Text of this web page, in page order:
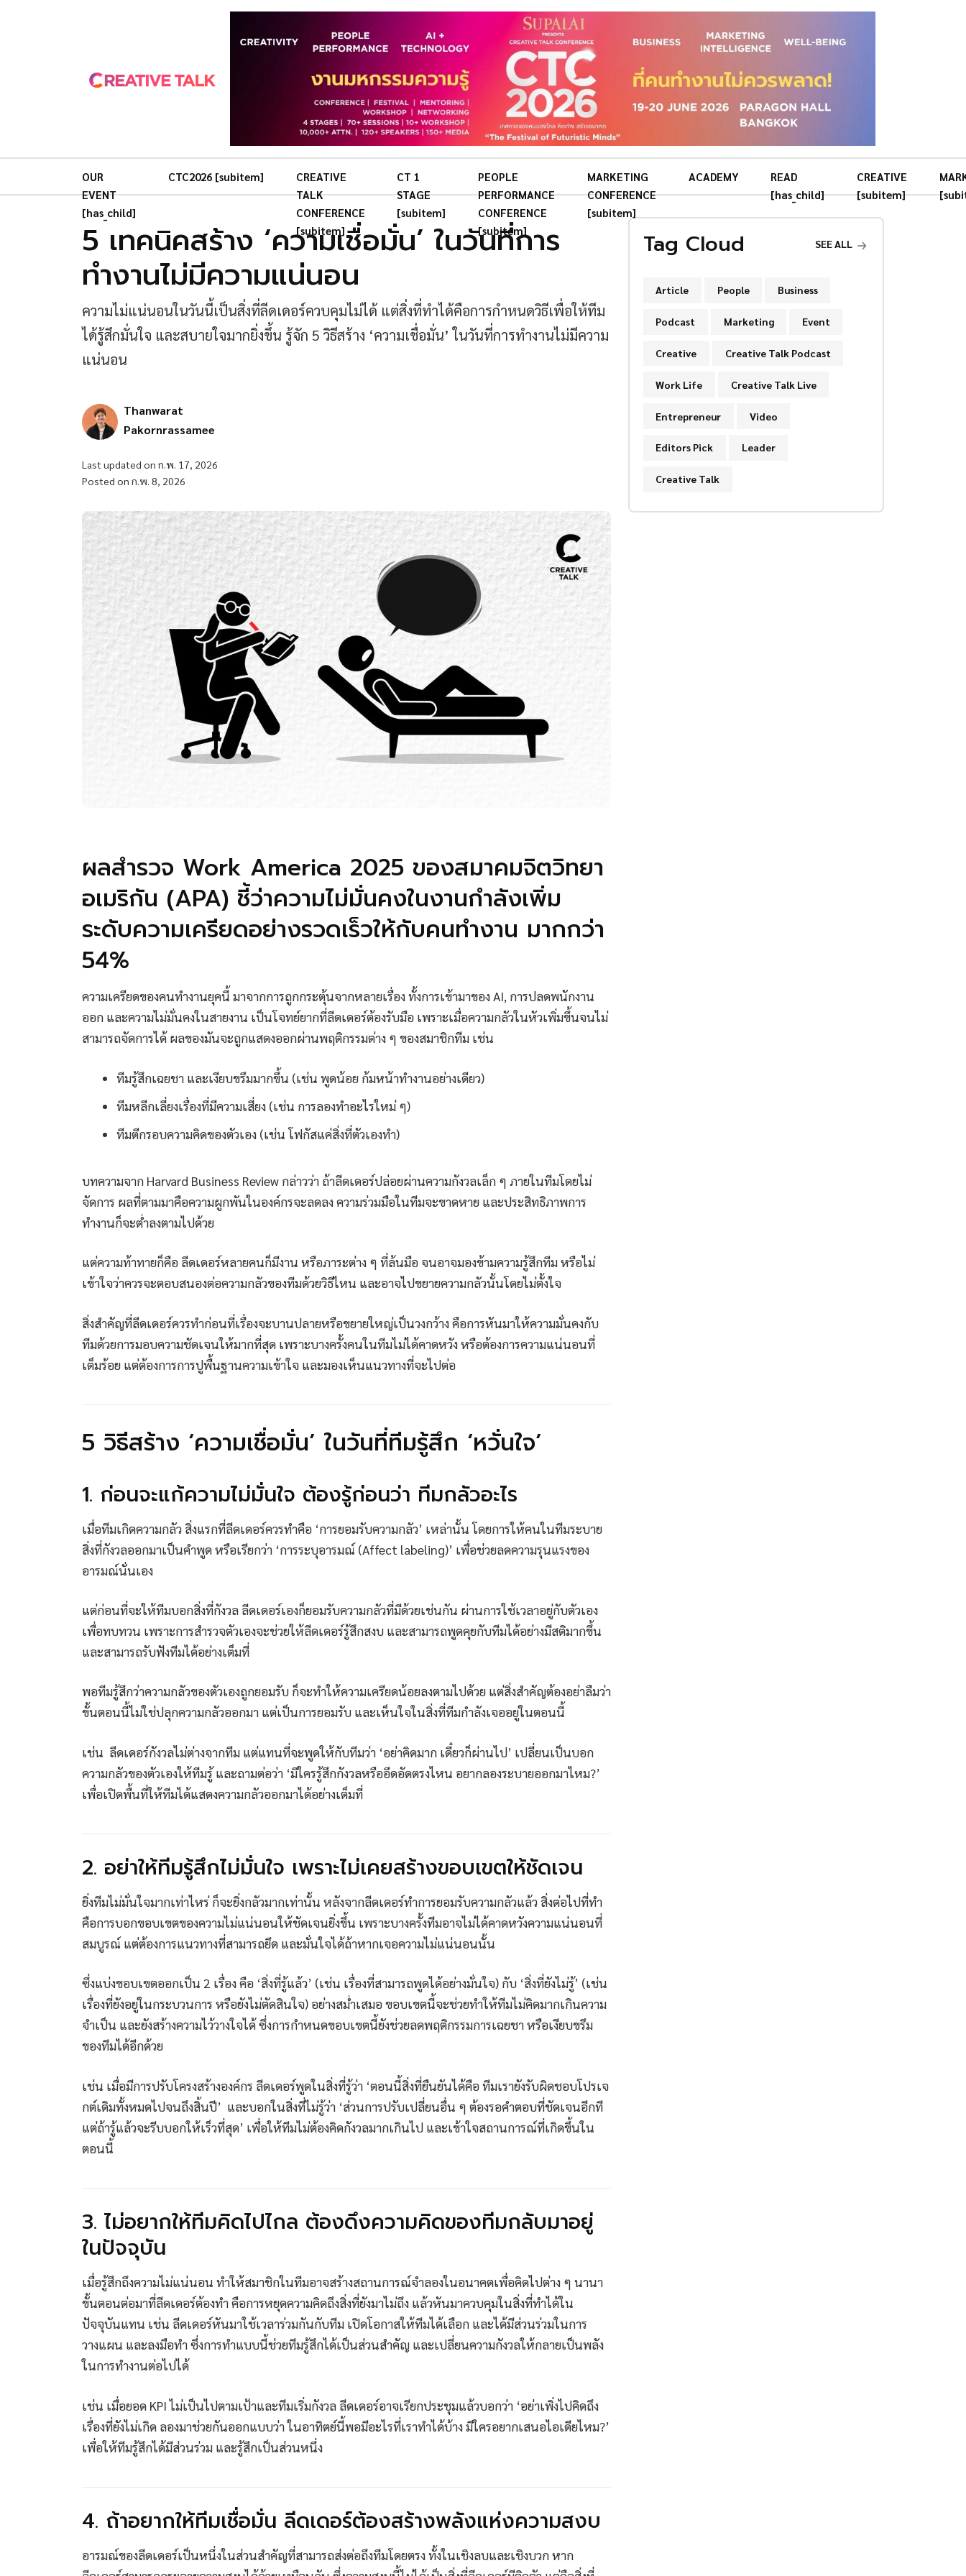
OUR
EVENT
[has_child]
CTC2026 [subitem]
CREATIVE
TALK
CONFERENCE
[subitem]
CT 1
STAGE
[subitem]
PEOPLE
PERFORMANCE
CONFERENCE
[subitem]
MARKETING
CONFERENCE
[subitem]
ACADEMY
READ
[has_child]
CREATIVE
[subitem]
5 เทคนิคสร้าง ‘ความเชื่อมั่น’ ในวันที่การ
ทำงานไม่มีความแน่นอน
ความไม่แน่นอนในวันนี้เป็นสิ่งที่ลีดเดอร์ควบคุมไม่ได้ แต่สิ่งที่ทำได้คือการกำหนดวิธีเพื่อให้ทีม
ได้รู้สึกมั่นใจ และสบายใจมากยิ่งขึ้น รู้จัก 5 วิธีสร้าง ‘ความเชื่อมั่น’ ในวันที่การทำงานไม่มีความ
แน่นอน
Thanwarat
Pakornrassamee
Last updated on ก.พ. 17, 2026
Posted on ก.พ. 8, 2026
ผลสำรวจ Work America 2025 ของสมาคมจิตวิทยา
อเมริกัน (APA) ชี้ว่าความไม่มั่นคงในงานกำลังเพิ่ม
ระดับความเครียดอย่างรวดเร็วให้กับคนทำงาน มากกว่า
54%
ความเครียดของคนทำงานยุคนี้ มาจากการถูกกระตุ้นจากหลายเรื่อง ทั้งการเข้ามาของ AI, การปลดพนักงาน
ออก และความไม่มั่นคงในสายงาน เป็นโจทย์ยากที่ลีดเดอร์ต้องรับมือ เพราะเมื่อความกลัวในหัวเพิ่มขึ้นจนไม่
สามารถจัดการได้ ผลของมันจะถูกแสดงออกผ่านพฤติกรรมต่าง ๆ ของสมาชิกทีม เช่น
ทีมรู้สึกเฉยชา และเงียบขรึมมากขึ้น (เช่น พูดน้อย ก้มหน้าทำงานอย่างเดียว)
ทีมหลีกเลี่ยงเรื่องที่มีความเสี่ยง (เช่น การลองทำอะไรใหม่ ๆ)
ทีมตีกรอบความคิดของตัวเอง (เช่น โฟกัสแค่สิ่งที่ตัวเองทำ)
บทความจาก Harvard Business Review กล่าวว่า ถ้าลีดเดอร์ปล่อยผ่านความกังวลเล็ก ๆ ภายในทีมโดยไม่
จัดการ ผลที่ตามมาคือความผูกพันในองค์กรจะลดลง ความร่วมมือในทีมจะขาดหาย และประสิทธิภาพการ
ทำงานก็จะต่ำลงตามไปด้วย
แต่ความท้าทายก็คือ ลีดเดอร์หลายคนก็มีงาน หรือภาระต่าง ๆ ที่ล้นมือ จนอาจมองข้ามความรู้สึกทีม หรือไม่
เข้าใจว่าควรจะตอบสนองต่อความกลัวของทีมด้วยวิธีไหน และอาจไปขยายความกลัวนั้นโดยไม่ตั้งใจ
สิ่งสำคัญที่ลีดเดอร์ควรทำก่อนที่เรื่องจะบานปลายหรือขยายใหญ่เป็นวงกว้าง คือการหันมาให้ความมั่นคงกับ
ทีมด้วยการมอบความชัดเจนให้มากที่สุด เพราะบางครั้งคนในทีมไม่ได้คาดหวัง หรือต้องการความแน่นอนที่
เต็มร้อย แต่ต้องการการปูพื้นฐานความเข้าใจ และมองเห็นแนวทางที่จะไปต่อ
5 วิธีสร้าง ‘ความเชื่อมั่น’ ในวันที่ทีมรู้สึก ‘หวั่นใจ’
1. ก่อนจะแก้ความไม่มั่นใจ ต้องรู้ก่อนว่า ทีมกลัวอะไร
เมื่อทีมเกิดความกลัว สิ่งแรกที่ลีดเดอร์ควรทำคือ ‘การยอมรับความกลัว’ เหล่านั้น โดยการให้คนในทีมระบาย
สิ่งที่กังวลออกมาเป็นคำพูด หรือเรียกว่า ‘การระบุอารมณ์ (Affect labeling)’ เพื่อช่วยลดความรุนแรงของ
อารมณ์นั่นเอง
แต่ก่อนที่จะให้ทีมบอกสิ่งที่กังวล ลีดเดอร์เองก็ยอมรับความกลัวที่มีด้วยเช่นกัน ผ่านการใช้เวลาอยู่กับตัวเอง
เพื่อทบทวน เพราะการสำรวจตัวเองจะช่วยให้ลีดเดอร์รู้สึกสงบ และสามารถพูดคุยกับทีมได้อย่างมีสติมากขึ้น
และสามารถรับฟังทีมได้อย่างเต็มที่
พอทีมรู้สึกว่าความกลัวของตัวเองถูกยอมรับ ก็จะทำให้ความเครียดน้อยลงตามไปด้วย แต่สิ่งสำคัญต้องอย่าลืมว่า
ขั้นตอนนี้ไม่ใช่ปลุกความกลัวออกมา แต่เป็นการยอมรับ และเห็นใจในสิ่งที่ทีมกำลังเจออยู่ในตอนนี้
เช่น ลีดเดอร์กังวลไม่ต่างจากทีม แต่แทนที่จะพูดให้กับทีมว่า ‘อย่าคิดมาก เดี๋ยวก็ผ่านไป’ เปลี่ยนเป็นบอก
ความกลัวของตัวเองให้ทีมรู้ และถามต่อว่า ‘มีใครรู้สึกกังวลหรืออึดอัดตรงไหน อยากลองระบายออกมาไหม?’
เพื่อเปิดพื้นที่ให้ทีมได้แสดงความกลัวออกมาได้อย่างเต็มที่
2. อย่าให้ทีมรู้สึกไม่มั่นใจ เพราะไม่เคยสร้างขอบเขตให้ชัดเจน
ยิ่งทีมไม่มั่นใจมากเท่าไหร่ ก็จะยิ่งกลัวมากเท่านั้น หลังจากลีดเดอร์ทำการยอมรับความกลัวแล้ว สิ่งต่อไปที่ทำ
คือการบอกขอบเขตของความไม่แน่นอนให้ชัดเจนยิ่งขึ้น เพราะบางครั้งทีมอาจไม่ได้คาดหวังความแน่นอนที่
สมบูรณ์ แต่ต้องการแนวทางที่สามารถยึด และมั่นใจได้ถ้าหากเจอความไม่แน่นอนนั้น
ซึ่งแบ่งขอบเขตออกเป็น 2 เรื่อง คือ ‘สิ่งที่รู้แล้ว’ (เช่น เรื่องที่สามารถพูดได้อย่างมั่นใจ) กับ ‘สิ่งที่ยังไม่รู้’ (เช่น
เรื่องที่ยังอยู่ในกระบวนการ หรือยังไม่ตัดสินใจ) อย่างสม่ำเสมอ ขอบเขตนี้จะช่วยทำให้ทีมไม่คิดมากเกินความ
จำเป็น และยังสร้างความไว้วางใจได้ ซึ่งการกำหนดขอบเขตนี้ยังช่วยลดพฤติกรรมการเฉยชา หรือเงียบขรึม
ของทีมได้อีกด้วย
เช่น เมื่อมีการปรับโครงสร้างองค์กร ลีดเดอร์พูดในสิ่งที่รู้ว่า ‘ตอนนี้สิ่งที่ยืนยันได้คือ ทีมเรายังรับผิดชอบโปรเจ
กต์เดิมทั้งหมดไปจนถึงสิ้นปี’ และบอกในสิ่งที่ไม่รู้ว่า ‘ส่วนการปรับเปลี่ยนอื่น ๆ ต้องรอคำตอบที่ชัดเจนอีกที
แต่ถ้ารู้แล้วจะรีบบอกให้เร็วที่สุด’ เพื่อให้ทีมไม่ต้องคิดกังวลมากเกินไป และเข้าใจสถานการณ์ที่เกิดขึ้นใน
ตอนนี้
3. ไม่อยากให้ทีมคิดไปไกล ต้องดึงความคิดของทีมกลับมาอยู่
ในปัจจุบัน
เมื่อรู้สึกถึงความไม่แน่นอน ทำให้สมาชิกในทีมอาจสร้างสถานการณ์จำลองในอนาคตเพื่อคิดไปต่าง ๆ นานา
ขั้นตอนต่อมาที่ลีดเดอร์ต้องทำ คือการหยุดความคิดถึงสิ่งที่ยังมาไม่ถึง แล้วหันมาควบคุมในสิ่งที่ทำได้ใน
ปัจจุบันแทน เช่น ลีดเดอร์หันมาใช้เวลาร่วมกันกับทีม เปิดโอกาสให้ทีมได้เลือก และได้มีส่วนร่วมในการ
วางแผน และลงมือทำ ซึ่งการทำแบบนี้ช่วยทีมรู้สึกได้เป็นส่วนสำคัญ และเปลี่ยนความกังวลให้กลายเป็นพลัง
ในการทำงานต่อไปได้
เช่น เมื่อยอด KPI ไม่เป็นไปตามเป้าและทีมเริ่มกังวล ลีดเดอร์อาจเรียกประชุมแล้วบอกว่า ‘อย่าเพิ่งไปคิดถึง
เรื่องที่ยังไม่เกิด ลองมาช่วยกันออกแบบว่า ในอาทิตย์นี้พอมีอะไรที่เราทำได้บ้าง มีใครอยากเสนอไอเดียไหม?’
เพื่อให้ทีมรู้สึกได้มีส่วนร่วม และรู้สึกเป็นส่วนหนึ่ง
4. ถ้าอยากให้ทีมเชื่อมั่น ลีดเดอร์ต้องสร้างพลังแห่งความสงบ
อารมณ์ของลีดเดอร์เป็นหนึ่งในส่วนสำคัญที่สามารถส่งต่อถึงทีมโดยตรง ทั้งในเชิงลบและเชิงบวก หาก
Tag Cloud SEE ALL
Article People Business
Podcast Marketing Event
Creative Creative Talk Podcast
Work Life Creative Talk Live
Entrepreneur Video
Editors Pick Leader
Creative Talk